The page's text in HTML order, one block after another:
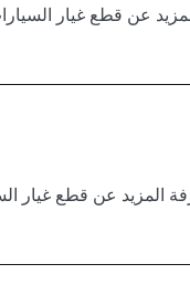
عن قطع غيار
المزيد عن قطع غيار